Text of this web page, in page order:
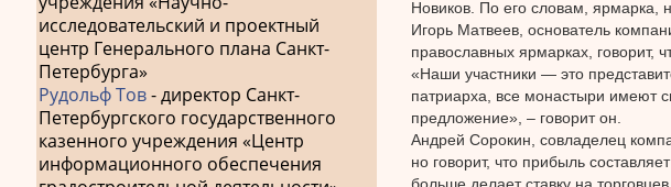
Новиков. По его словам, ярмарка,
Игорь Матвеев, основатель
православных ярмарках, говорит,
«Наши участники — это
патриарха, все монастыри имеют
предложение», – говорит он.
Андрей Сорокин, совладелец
но говорит, что прибыль
больше делает ставку на
исследовательский и проектный
центр Генерального плана Санкт-
Петербурга»
Рудольф Тов- директор Санкт-
Петербургского государственного
казенного учреждения «Центр
информационного обеспечения